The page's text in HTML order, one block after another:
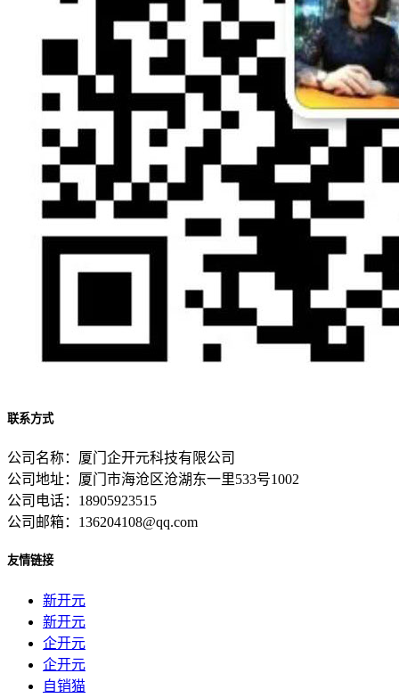
联系方式
公司名称：厦门企开元科技有限公司
公司地址：厦门市海沧区沧湖东一里533号1002
公司电话：18905923515
公司邮箱：136204108@qq.com
友情链接
新开元
新开元
企开元
企开元
自销猫